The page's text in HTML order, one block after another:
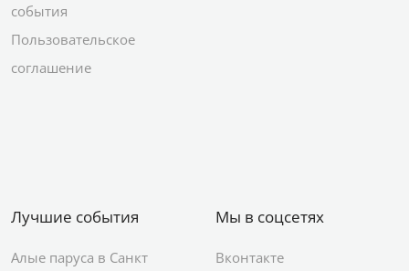
события
Пользовательское
соглашение
Лучшие события
Алые паруса в Санкт
Мы в соцсетях
Вконтакте